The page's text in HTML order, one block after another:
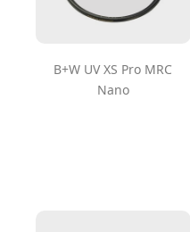
B+W UV XS Pro MRC
Nano